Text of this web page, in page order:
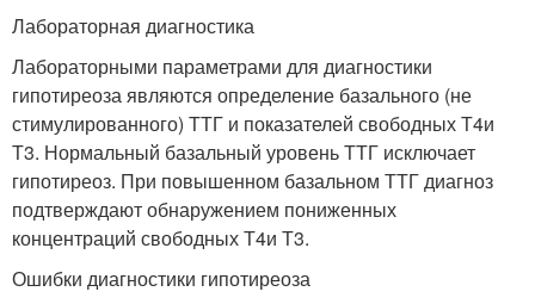
Лабораторная диагностика
Лабораторными параметрами для диагностики
гипотиреоза являются определение базального (не
стимулированного) ТТГ и показателей свободных Т4и
Т3. Нормальный базальный уровень ТТГ исключает
гипотиреоз. При повышенном базальном ТТГ диагноз
подтверждают обнаружением пониженных
концентраций свободных Т4и Т3.
Ошибки диагностики гипотиреоза